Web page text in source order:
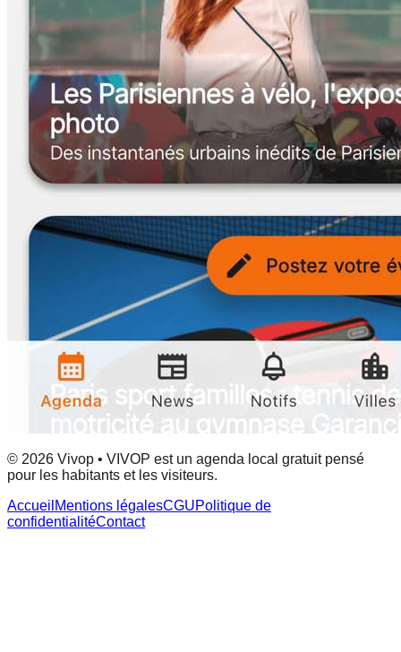
© 2026 Vivop • VIVOP est un agenda local gratuit pensé
pour les habitants et les visiteurs.
Accueil Mentions légalesCGUPolitique de
confidentialitéContact